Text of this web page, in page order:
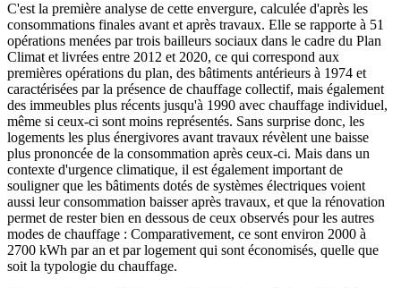
C'est la première analyse de cette envergure, calculée d'après les
consommations finales avant et après travaux. Elle se rapporte à 51
opérations menées par trois bailleurs sociaux dans le cadre du Plan
Climat et livrées entre 2012 et 2020, ce qui correspond aux
premières opérations du plan, des bâtiments antérieurs à 1974 et
caractérisées par la présence de chauffage collectif, mais également
des immeubles plus récents jusqu'à 1990 avec chauffage individuel,
même si ceux-ci sont moins représentés. Sans surprise donc, les
logements les plus énergivores avant travaux révèlent une baisse
plus prononcée de la consommation après ceux-ci. Mais dans un
contexte d'urgence climatique, il est également important de
souligner que les bâtiments dotés de systèmes électriques voient
aussi leur consommation baisser après travaux, et que la rénovation
permet de rester bien en dessous de ceux observés pour les autres
modes de chauffage : Comparativement, ce sont environ 2000 à
2700 kWh par an et par logement qui sont économisés, quelle que
soit la typologie du chauffage.